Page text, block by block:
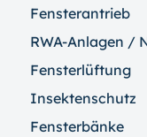
Fensterantrieb
RWA-Anlagen /
Fensterlüftung
Insektenschutz
Fensterbänke